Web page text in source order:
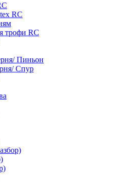
RC
трофи RC
Пиньон
Спур